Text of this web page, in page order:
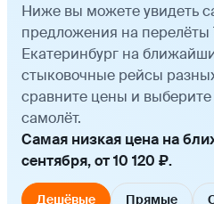
Ниже вы можете увидеть
предложения на
Екатеринбург на
стыковочные рейсы
сравните цены и
самолёт.
Самая низкая цена на
сентября, от 10 120 ₽.
Дешёвые Прямые